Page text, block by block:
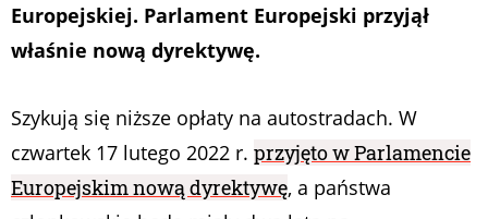
Europejskiej. Parlament Europejski przyjął
właśnie nową dyrektywę.
Szykują się niższe opłaty na autostradach. W
czwartek 17 lutego 2022 r. przyjęto w Parlamencie
Europejskim nową dyrektywę, a państwa